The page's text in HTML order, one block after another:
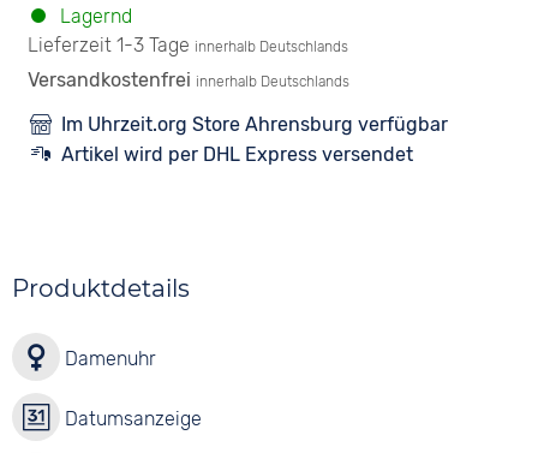
Lagernd
Lieferzeit 1-3 Tage innerhalb Deutschlands
Versandkostenfrei innerhalb Deutschlands
Im Uhrzeit.org Store Ahrensburg verfügbar
Artikel wird per DHL Express versendet
Produktdetails
Damenuhr
Datumsanzeige